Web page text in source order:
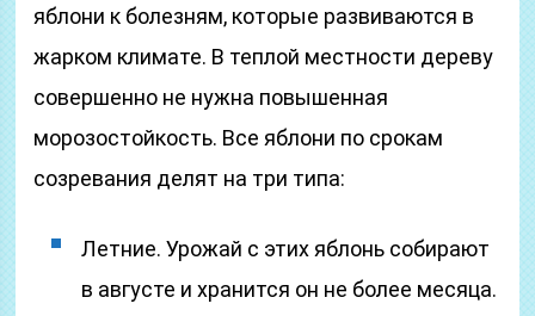
яблони к болезням, которые развиваются в
жарком климате. В теплой местности дереву
совершенно не нужна повышенная
морозостойкость. Все яблони по срокам
созревания делят на три типа:
Летние. Урожай с этих яблонь собирают
в августе и хранится он не более месяца.